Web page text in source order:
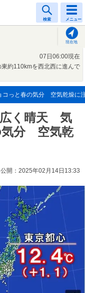
検索 メニュー
現在地
07日06:00現在
約110kmを西北西に進んで
っと春の気分 空気乾燥に
く晴天 気
気分 空気乾
公開：2025年02月14日13:33